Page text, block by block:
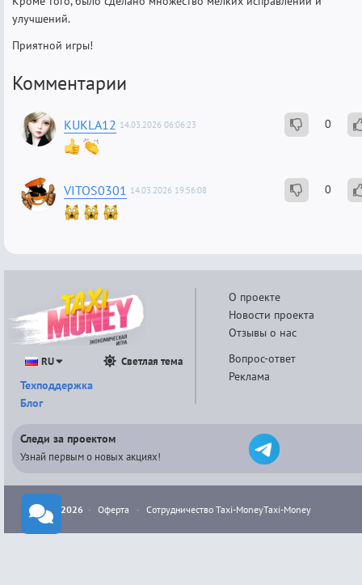
улучшений.
Приятной игры!
Комментарии
KUKLA12 14.03.2026 06:06:23 0
VITOS0301 14.03.2026 19:56:08 0
О проекте
Новости проекта
Отзывы о нас
Вопрос-ответ
Реклама
RU Светлая тема
Техподдержка
Блог
Следи за проектом
Узнай первым о новых акциях!
© 2014-2026 · Оферта · Сотрудничество Taxi-MoneyTaxi-Money